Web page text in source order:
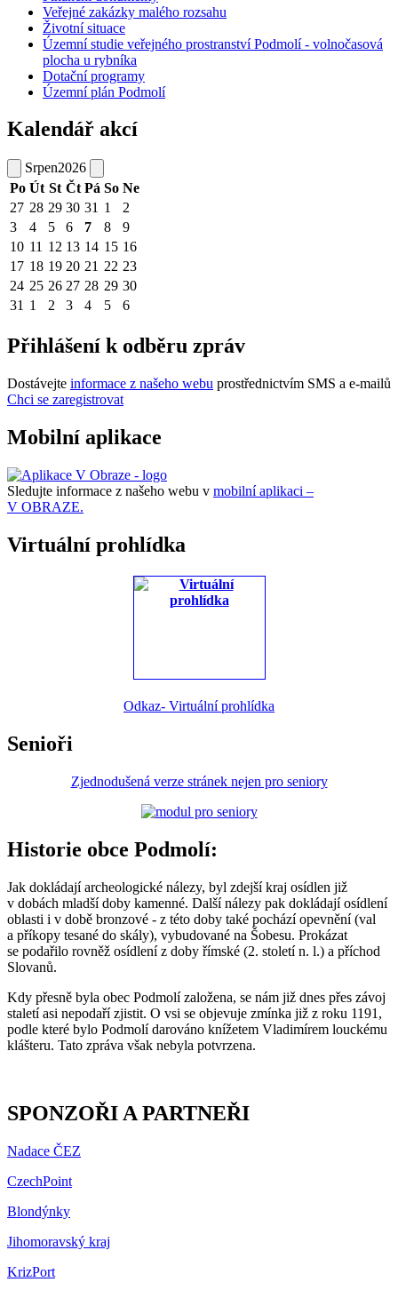
Veřejné zakázky malého rozsahu
Životní situace
Územní studie veřejného prostranství Podmolí - volnočasová
plocha u rybníka
Dotační programy
Územní plán Podmolí
Kalendář akcí
Srpen2026
Po Út St Čt Pá So Ne
27 28 29 30 31 1
2
3
4 5 6 7 8
9
10 11 12 13 14 15 16
17 18 19 20 21 22 23
24 25 26 27 28 29 30
31 1 2 3 4 5 6
Přihlášení k odběru zpráv
Dostávejte informace z našeho webu prostřednictvím SMS a e-mailů
Chci se zaregistrovat
Mobilní aplikace
Sledujte informace z našeho webu v mobilní aplikaci –
V OBRAZE.
Virtuální prohlídka
Odkaz- Virtuální prohlídka
Senioři
Zjednodušená verze stránek nejen pro seniory
Historie obce Podmolí:
Jak dokládají archeologické nálezy, byl zdejší kraj osídlen již
v dobách mladší doby kamenné. Další nálezy pak dokládají osídlení
oblasti i v době bronzové - z této doby také pochází opevnění (val
a příkopy tesané do skály), vybudované na Šobesu. Prokázat
se podařilo rovněž osídlení z doby římské (2. století n. l.) a příchod
Slovanů.
Kdy přesně byla obec Podmolí založena, se nám již dnes přes závoj
staletí asi nepodaří zjistit. O vsi se objevuje zmínka již z roku 1191,
podle které bylo Podmolí darováno knížetem Vladimírem louckému
klášteru. Tato zpráva však nebyla potvrzena.
SPONZOŘI A PARTNEŘI
Nadace ČEZ
CzechPoint
Blondýnky
Jihomoravský kraj
KrizPort